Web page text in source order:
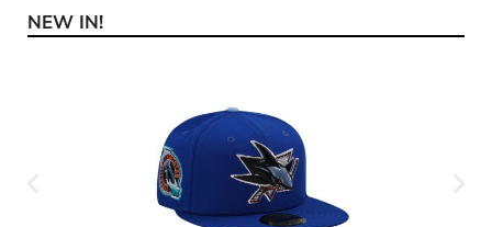
Produktgalerie überspringen
NEW IN!